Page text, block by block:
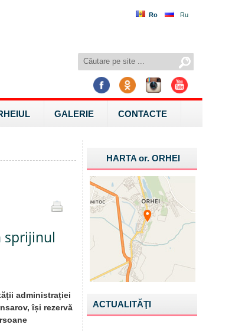
Ro Ru
GALERIE CONTACTE
sprijinul
administrației
își rezervă
HARTA or.ORHEI
ACTUALITĂŢI